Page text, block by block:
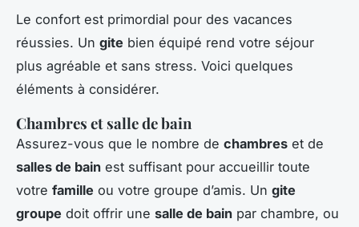
Le confort est primordial pour des vacances
réussies. Un gite bien équipé rend votre séjour
plus agréable et sans stress. Voici quelques
éléments à considérer.
Chambres et salle de bain
Assurez-vous que le nombre de chambres et de
salles de bain est suffisant pour accueillir toute
votre famille ou votre groupe d’amis. Un gite
groupe doit offrir une salle de bain par chambre, ou